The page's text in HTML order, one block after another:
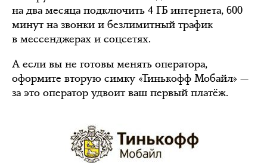
на два месяца подключить 4 ГБ интернета, 600
минут на звонки и безлимитный трафик
в мессенджерах и соцсетях.
А если вы не готовы менять оператора,
оформите вторую симку «Тинькофф Мобайл» —
за это оператор удвоит ваш первый платёж.